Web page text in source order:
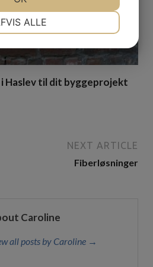
Haslev til dit byggeprojekt
NEXT ARTICLE
Fiberløsninger
Caroline
all posts by Caroline →
STATISTIK
ALLE